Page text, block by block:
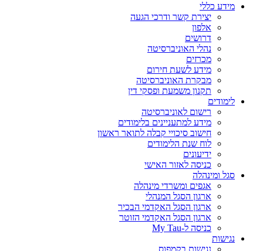
מידע כללי
יצירת קשר ודרכי הגעה
אלפון
דרושים
נהלי האוניברסיטה
מכרזים
מידע לשעת חירום
מבקרת האוניברסיטה
תקנון משמעת ופסקי דין
לימודים
רישום לאוניברסיטה
מידע למתעניינים בלימודים
חישוב סיכויי קבלה לתואר ראשון
לוח שנת הלימודים
ידיעונים
כניסה לאזור האישי
סגל ומינהלה
אגפים ומשרדי מינהלה
ארגון הסגל המנהלי
ארגון הסגל האקדמי הבכיר
ארגון הסגל האקדמי הזוטר
כניסה ל-My Tau
נגישות
נגישות בקמפוס